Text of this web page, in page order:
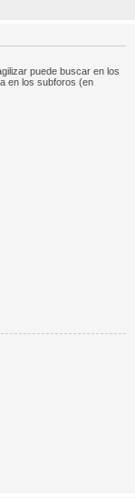
puede buscar en los
en los subforos (en